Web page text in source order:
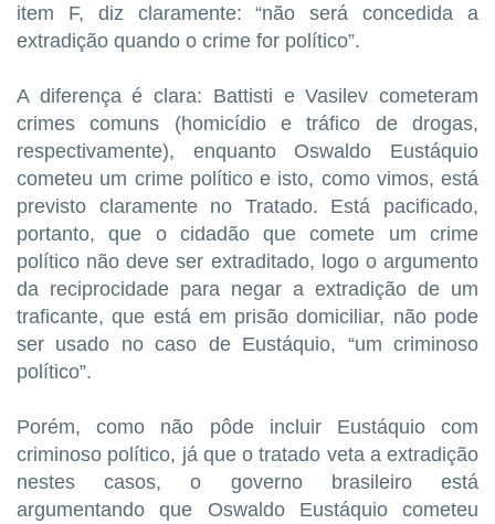
item F, diz claramente: “não será concedida a
extradição quando o crime for político”.
A diferença é clara: Battisti e Vasilev cometeram
crimes comuns (homicídio e tráfico de drogas,
respectivamente), enquanto Oswaldo Eustáquio
cometeu um crime político e isto, como vimos, está
previsto claramente no Tratado. Está pacificado,
portanto, que o cidadão que comete um crime
político não deve ser extraditado, logo o argumento
da reciprocidade para negar a extradição de um
traficante, que está em prisão domiciliar, não pode
ser usado no caso de Eustáquio, “um criminoso
político”.
Porém, como não pôde incluir Eustáquio com
criminoso político, já que o tratado veta a extradição
nestes casos, o governo brasileiro está
argumentando que Oswaldo Eustáquio cometeu